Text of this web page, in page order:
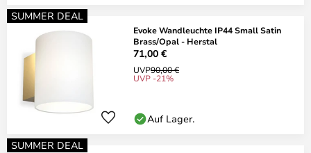
SUMMER DEAL
Evoke Wandleuchte IP44 Small Satin
Brass/Opal - Herstal
71,00 €
UVP90,00 €
UVP -21%
Auf Lager.
SUMMER DEAL